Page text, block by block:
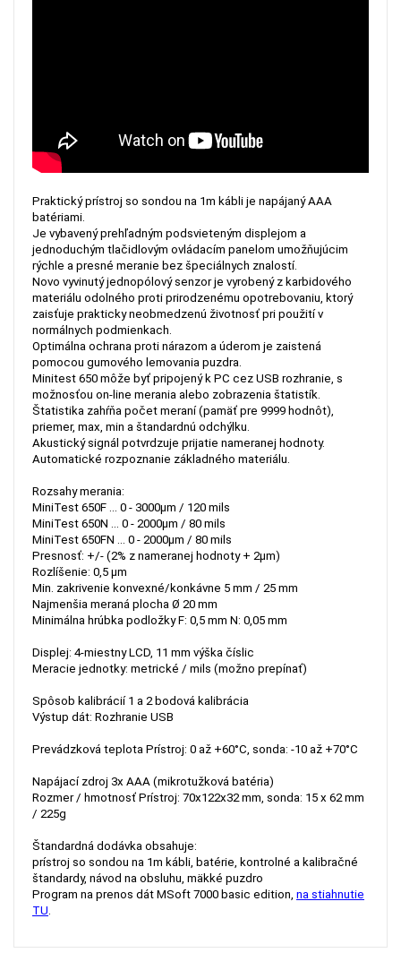
Praktický prístroj so sondou na 1m kábli je napájaný AAA
batériami.
Je vybavený prehľadným podsvieteným displejom a
jednoduchým tlačidlovým ovládacím panelom umožňujúcim
rýchle a presné meranie bez špeciálnych znalostí.
Novo vyvinutý jednopólový senzor je vyrobený z karbidového
materiálu odolného proti prirodzenému opotrebovaniu, ktorý
zaisťuje prakticky neobmedzenú životnosť pri použití v
normálnych podmienkach.
Optimálna ochrana proti nárazom a úderom je zaistená
pomocou gumového lemovania puzdra.
Minitest 650 môže byť pripojený k PC cez USB rozhranie, s
možnosťou on-line merania alebo zobrazenia štatistík.
Štatistika zahŕňa počet meraní (pamäť pre 9999 hodnôt),
priemer, max, min a štandardnú odchýlku.
Akustický signál potvrdzuje prijatie nameranej hodnoty.
Automatické rozpoznanie základného materiálu.
Rozsahy merania:
MiniTest 650F ... 0 - 3000μm / 120 mils
MiniTest 650N ... 0 - 2000μm / 80 mils
MiniTest 650FN ... 0 - 2000μm / 80 mils
Presnosť: +/- (2% z nameranej hodnoty + 2μm)
Rozlíšenie: 0,5 μm
Min. zakrivenie konvexné/konkávne 5 mm / 25 mm
Najmenšia meraná plocha Ø 20 mm
Minimálna hrúbka podložky F: 0,5 mm N: 0,05 mm
Displej: 4-miestny LCD, 11 mm výška číslic
Meracie jednotky: metrické / mils (možno prepínať)
Spôsob kalibrácií 1 a 2 bodová kalibrácia
Výstup dát: Rozhranie USB
Prevádzková teplota Prístroj: 0 až +60°C, sonda: -10 až +70°C
Napájací zdroj 3x AAA (mikrotužková batéria)
Rozmer / hmotnosť Prístroj: 70x122x32 mm, sonda: 15 x 62 mm
/ 225g
Štandardná dodávka obsahuje:
prístroj so sondou na 1m kábli, batérie, kontrolné a kalibračné
štandardy, návod na obsluhu, mäkké puzdro
Program na prenos dát MSoft 7000 basic edition, na stiahnutie
TU.